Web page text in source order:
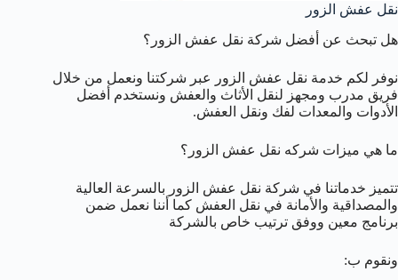
نقل عفش الزور
هل تبحث عن أفضل شركة نقل عفش الزور؟
نوفر لكم خدمة نقل عفش الزور عبر شركتنا ونعمل من خلال
فريق مدرب ومجهز لنقل الأثاث والعفش ونستخدم أفضل
الأدوات والمعدات لفك ونقل العفش.
ما هي ميزات شركه نقل عفش الزور؟
تتميز خدماتنا في شركة نقل عفش الزور بالسرعة العالية
والمصداقية والأمانة في نقل العفش كما أننا نعمل ضمن
برنامج معين ووفق ترتيب خاص بالشركة
ونقوم ب: